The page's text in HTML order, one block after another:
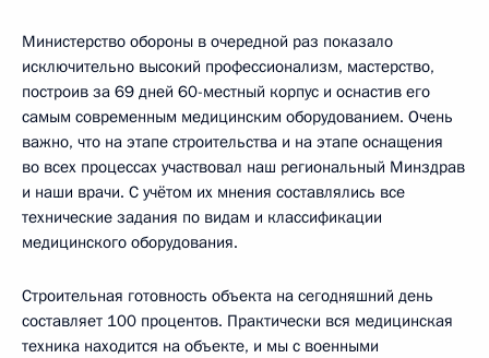
Министерство обороны в очередной раз показало
исключительно высокий профессионализм, мастерство,
построив за 69 дней 60-местный корпус и оснастив его
самым современным медицинским оборудованием. Очень
важно, что на этапе строительства и на этапе оснащения
во всех процессах участвовал наш региональный Минздрав
и наши врачи. С учётом их мнения составлялись все
технические задания по видам и классификации
медицинского оборудования.
Строительная готовность объекта на сегодняшний день
составляет 100 процентов. Практически вся медицинская
техника находится на объекте, и мы с военными